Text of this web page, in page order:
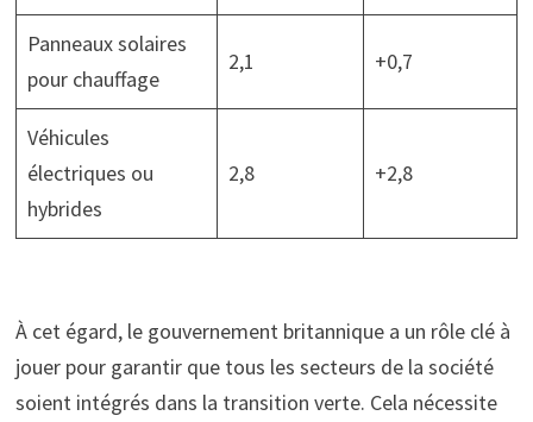
Panneaux solaires
pour chauffage
2,1 +0,7
Véhicules
électriques ou
hybrides
2,8 +2,8
À cet égard, le gouvernement britannique a un rôle clé à
jouer pour garantir que tous les secteurs de la société
soient intégrés dans la transition verte. Cela nécessite